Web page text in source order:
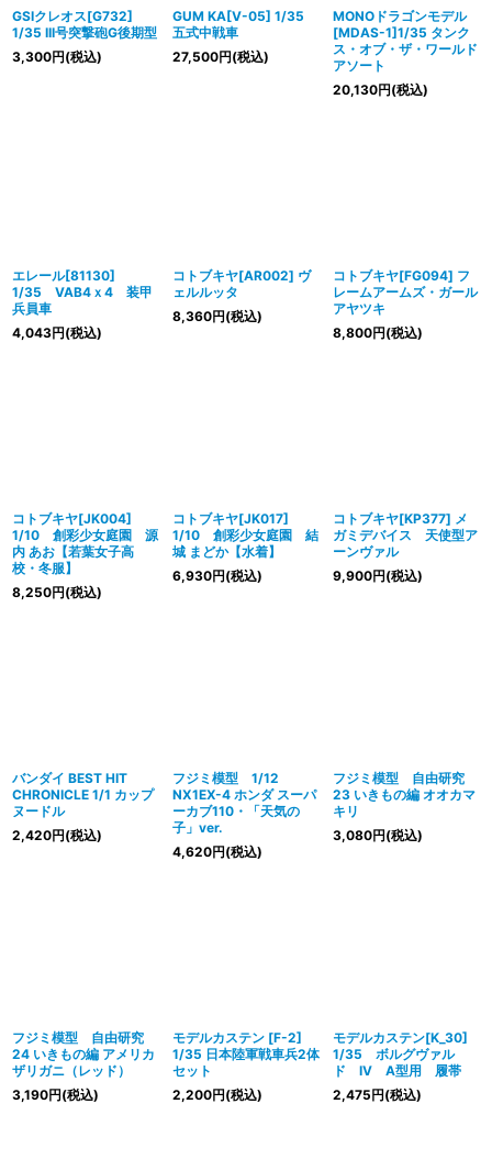
GSIクレオス[G732]
1/35 III号突撃砲G後期型
3,300円(税込)
GUM KA[V-05] 1/35
五式中戦車
27,500円(税込)
MONOドラゴンモデル
[MDAS-1]1/35 タンク
ス・オブ・ザ・ワールド
アソート
20,130円(税込)
エレール[81130]
1/35 VAB4ｘ4 装甲
兵員車
4,043円(税込)
コトブキヤ[AR002] ヴ
ェルルッタ
8,360円(税込)
コトブキヤ[FG094] フ
レームアームズ・ガール
アヤツキ
8,800円(税込)
コトブキヤ[JK004]
1/10 創彩少女庭園 源
内 あお【若葉女子高
校・冬服】
8,250円(税込)
コトブキヤ[JK017]
1/10 創彩少女庭園 結
城 まどか【水着】
6,930円(税込)
コトブキヤ[KP377] メ
ガミデバイス 天使型ア
ーンヴァル
9,900円(税込)
バンダイ BEST HIT
CHRONICLE 1/1 カップ
ヌードル
2,420円(税込)
フジミ模型 1/12
NX1EX-4 ホンダ スーパ
ーカブ110・「天気の
子」ver.
4,620円(税込)
フジミ模型 自由研究
23 いきもの編 オオカマ
キリ
3,080円(税込)
フジミ模型 自由研究
24 いきもの編 アメリカ
ザリガニ（レッド）
3,190円(税込)
モデルカステン [F-2]
1/35 日本陸軍戦車兵2体
セット
2,200円(税込)
モデルカステン[K_30]
1/35 ボルグヴァル
ド IV A型用 履帯
2,475円(税込)